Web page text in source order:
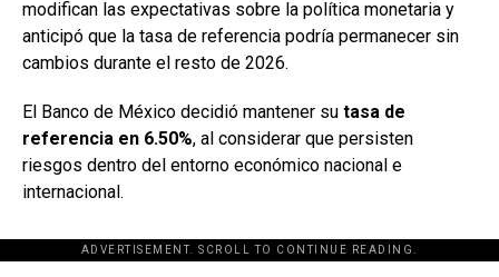
modifican las expectativas sobre la política monetaria y
anticipó que la tasa de referencia podría permanecer sin
cambios durante el resto de 2026.
El Banco de México decidió mantener su tasa de
referencia en 6.50%, al considerar que persisten
riesgos dentro del entorno económico nacional e
internacional.
ADVERTISEMENT. SCROLL TO CONTINUE READING.
[adsforwp id="243463"]